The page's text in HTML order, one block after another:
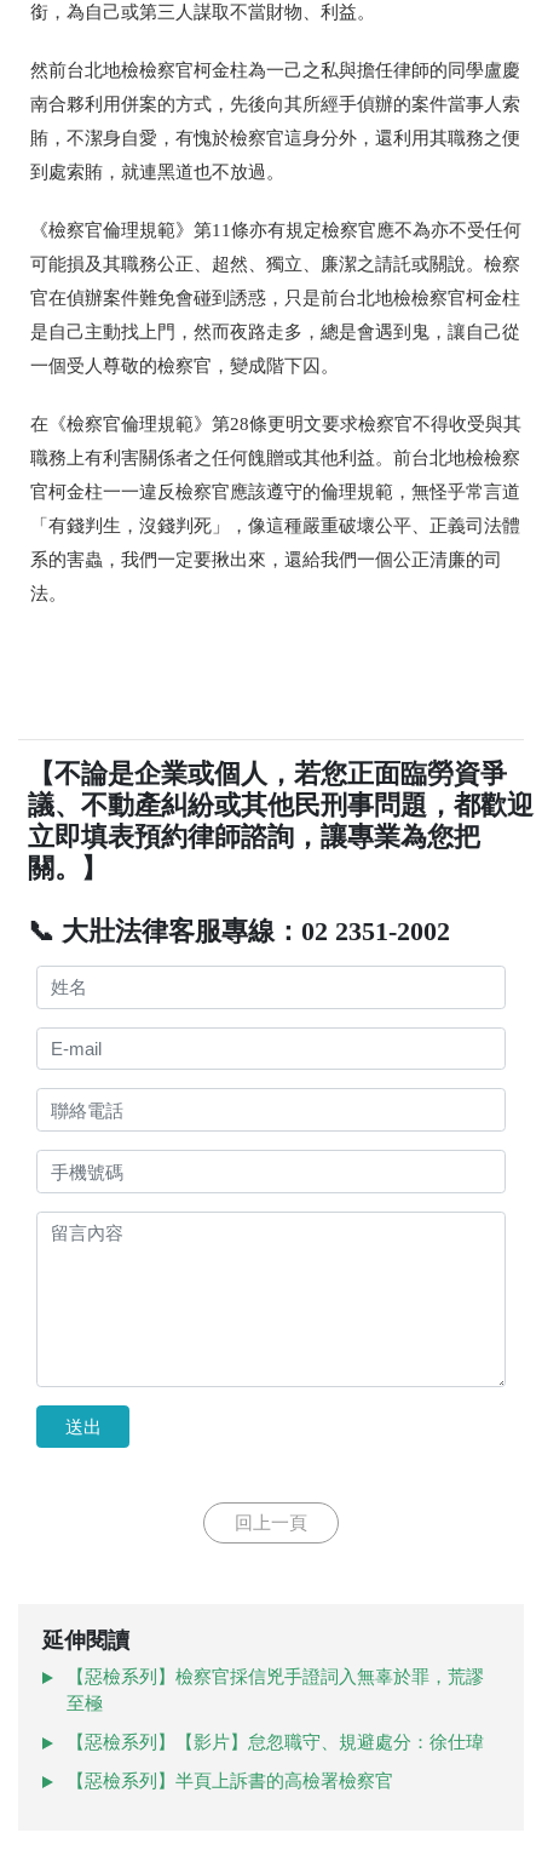
銜，為自己或第三人謀取不當財物、利益。
然前台北地檢檢察官柯金柱為一己之私與擔任律師的同學盧慶
南合夥利用併案的方式，先後向其所經手偵辦的案件當事人索
賄，不潔身自愛，有愧於檢察官這身分外，還利用其職務之便
到處索賄，就連黑道也不放過 。
《檢察官倫理規範》第11條亦有規定檢察官應不為亦不受任何
可能損及其職務公正、超然、獨立、廉潔之請託或關說。檢察
官在偵辦案件難免會碰到誘惑，只是前台北地檢檢察官柯金柱
是自己主動找上門，然而夜路走多，總是會遇到鬼，讓自己從
一個受人尊敬的檢察官，變成階下囚。
在 《檢察官倫理規範》第28條更明文要求檢察官不得收受與其
職務上有利害關係者之任何餽贈或其他利益。 前台北地檢檢察
官柯金柱一一違反檢察官應該遵守的倫理規範，無怪乎常言道
「有錢判生，沒錢判死」，像這種嚴重破壞公平、正義司法體
系的害蟲，我們一定要揪出來，還給我們一個公正清廉的司
法。
【不論是企業或個人，若您正面臨勞資爭
議、不動產糾紛或其他民刑事問題，都歡迎
立即填表預約律師諮詢，讓專業為您把
關。】
📞 大壯法律客服專線：02 2351-2002
送出
回上一頁
延伸閱讀
【惡檢系列】檢察官採信兇手證詞入無辜於罪，荒謬
至極
【惡檢系列】【影片】怠忽職守、規避處分：徐仕瑋
【惡檢系列】半頁上訴書的高檢署檢察官